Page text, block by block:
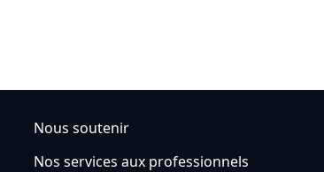
Nous soutenir
Nos services aux professionnels